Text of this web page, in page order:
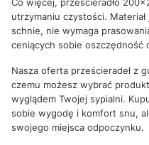
utrzymaniu czystości.
schnie, nie wymaga
ceniących sobie oszczędność
Nasza oferta prześcieradeł z
czemu możesz wybrać
wyglądem Twojej sypialni.
sobie wygodę i komfort snu,
swojego miejsca odpoczynku.